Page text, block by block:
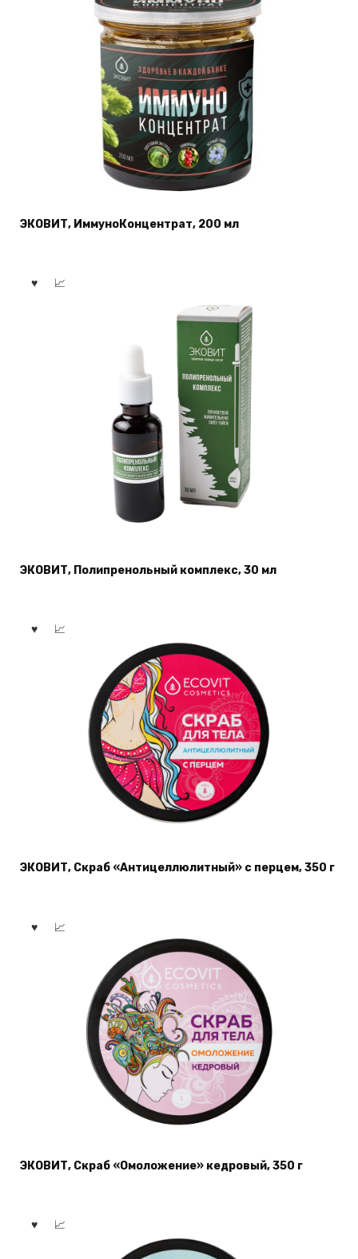
ЭКОВИТ, ИммуноКонцентрат, 200 мл
ЭКОВИТ, Полипренольный комплекс, 30 мл
ЭКОВИТ, Скраб «Антицеллюлитный» с перцем, 350 г
ЭКОВИТ, Скраб «Омоложение» кедровый, 350 г